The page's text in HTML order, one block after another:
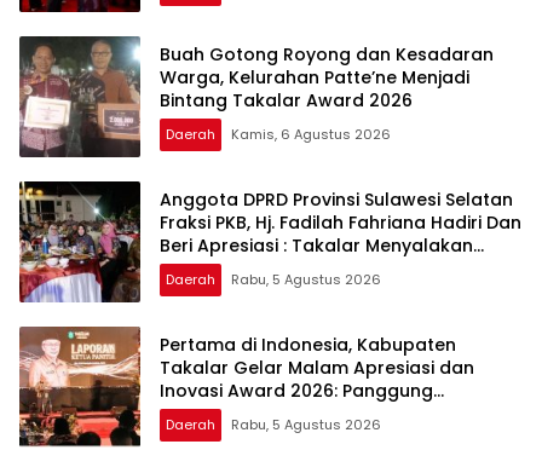
Buah Gotong Royong dan Kesadaran
Warga, Kelurahan Patte’ne Menjadi
Bintang Takalar Award 2026
Daerah Kamis, 6 Agustus 2026
Anggota DPRD Provinsi Sulawesi Selatan
Fraksi PKB, Hj. Fadilah Fahriana Hadiri Dan
Beri Apresiasi : Takalar Menyalakan
Lentera Pengabdian Melalui Malam
Apresiasi dan Inovasi Award 2026
Daerah Rabu, 5 Agustus 2026
Pertama di Indonesia, Kabupaten
Takalar Gelar Malam Apresiasi dan
Inovasi Award 2026: Panggung
Penghargaan bagi Pelayan Publik
Berprestasi
Daerah Rabu, 5 Agustus 2026